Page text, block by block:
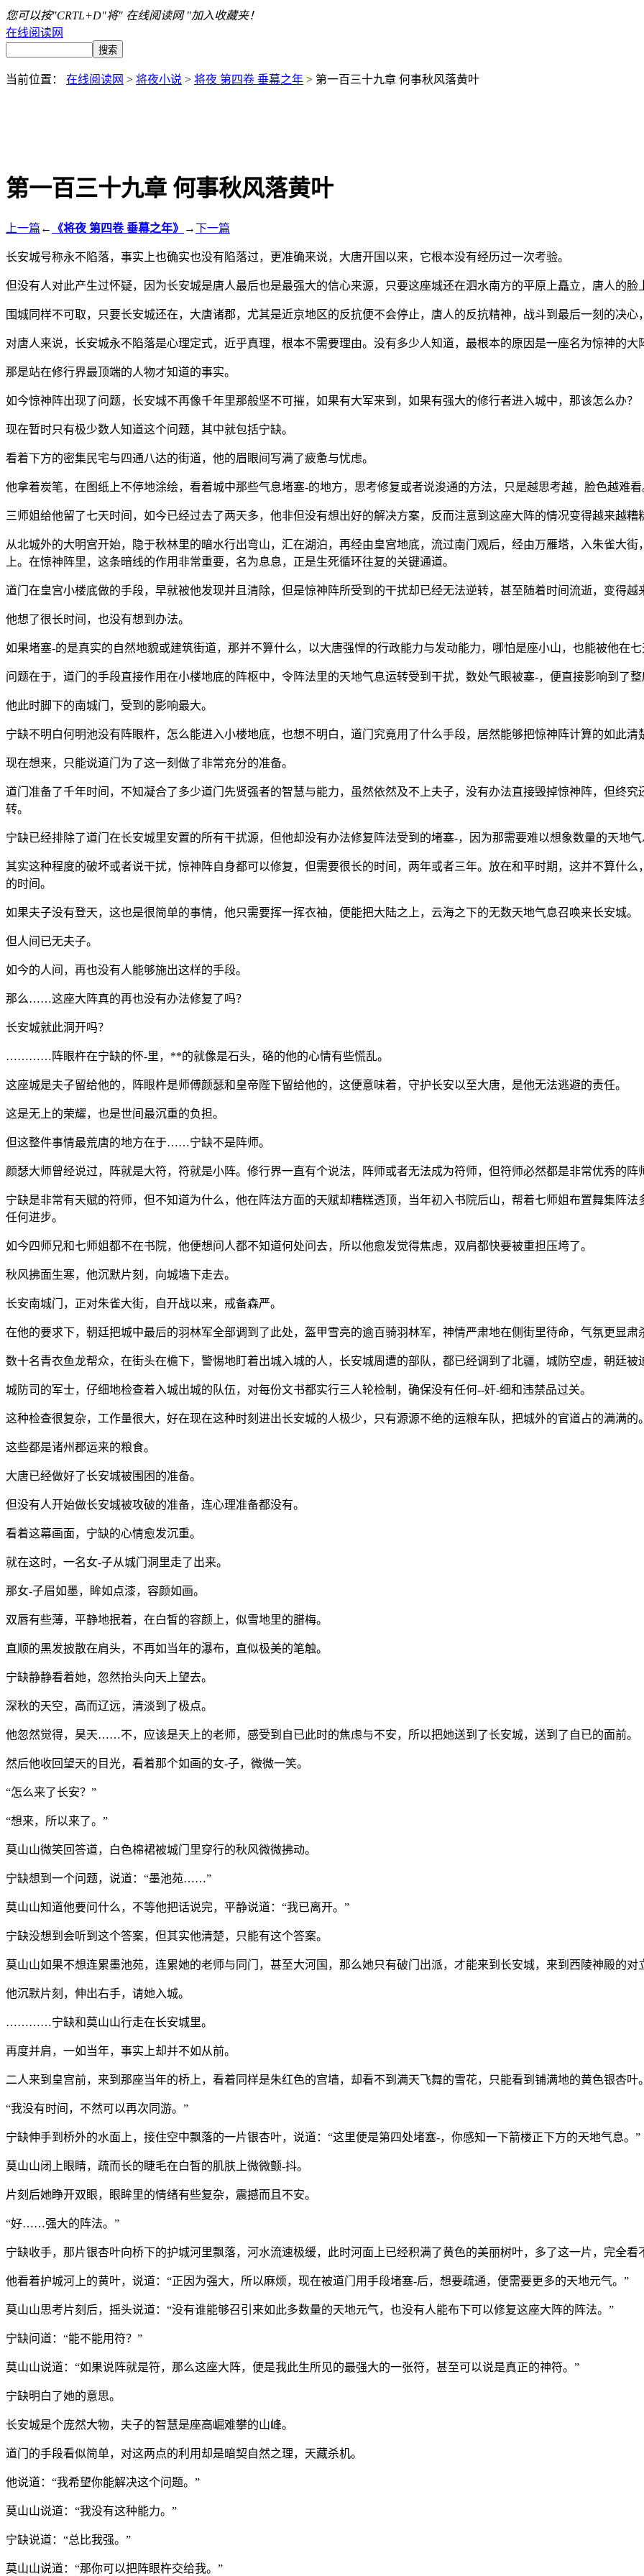
您可以按"CRTL+D"将" 在线阅读网 "加入收藏夹！
在线阅读网
当前位置： 在线阅读网 > 将夜小说 > 将夜 第四卷 垂幕之年 > 第一百三十九章 何事秋风落黄叶
第一百三十九章 何事秋风落黄叶
上一篇 ← 《将夜 第四卷 垂幕之年》 →下一篇
长安城号称永不陷落，事实上也确实也没有陷落过，更准确来说，大唐开国以来，它根本没有经历过一次考验。
但没有人对此产生过怀疑，因为长安城是唐人最后也是最强大的信心来源，只要这座城还在泗水南方的平原上矗立，唐人的脸
围城同样不可取，只要长安城还在，大唐诸郡，尤其是近京地区的反抗便不会停止，唐人的反抗精神，战斗到最后一刻的决心
对唐人来说，长安城永不陷落是心理定式，近乎真理，根本不需要理由。没有多少人知道，最根本的原因是一座名为惊神的大
那是站在修行界最顶端的人物才知道的事实。
如今惊神阵出现了问题，长安城不再像千年里那般坚不可摧，如果有大军来到，如果有强大的修行者进入城中，那该怎么办？
现在暂时只有极少数人知道这个问题，其中就包括宁缺。
看着下方的密集民宅与四通八达的街道，他的眉眼间写满了疲惫与忧虑。
他拿着炭笔，在图纸上不停地涂绘，看着城中那些气息堵塞-的地方，思考修复或者说浚通的方法，只是越思考越，脸色越难看
三师姐给他留了七天时间，如今已经过去了两天多，他非但没有想出好的解决方案，反而注意到这座大阵的情况变得越来越糟
从北城外的大明宫开始，隐于秋林里的暗水行出弯山，汇在湖泊，再经由皇宫地底，流过南门观后，经由万雁塔，入朱雀大
上。在惊神阵里，这条暗线的作用非常重要，名为息息，正是生死循环往复的关键通道。
道门在皇宫小楼底做的手段，早就被他发现并且清除，但是惊神阵所受到的干扰却已经无法逆转，甚至随着时间流逝，变得越
他想了很长时间，也没有想到办法。
如果堵塞-的是真实的自然地貌或建筑街道，那并不算什么，以大唐强悍的行政能力与发动能力，哪怕是座小山，也能被他在七
问题在于，道门的手段直接作用在小楼地底的阵枢中，令阵法里的天地气息运转受到干扰，数处气眼被塞-，便直接影响到了整
他此时脚下的南城门，受到的影响最大。
宁缺不明白何明池没有阵眼杵，怎么能进入小楼地底，也想不明白，道门究竟用了什么手段，居然能够把惊神阵计算的如此清
现在想来，只能说道门为了这一刻做了非常充分的准备。
道门准备了千年时间，不知凝合了多少道门先贤强者的智慧与能力，虽然依然及不上夫子，没有办法直接毁掉惊神阵，但终
转。
宁缺已经排除了道门在长安城里安置的所有干扰源，但他却没有办法修复阵法受到的堵塞-，因为那需要难以想象数量的天地气
其实这种程度的破坏或者说干扰，惊神阵自身都可以修复，但需要很长的时间，两年或者三年。放在和平时期，这并不算什
的时间。
如果夫子没有登天，这也是很简单的事情，他只需要挥一挥衣袖，便能把大陆之上，云海之下的无数天地气息召唤来长安城。
但人间已无夫子。
如今的人间，再也没有人能够施出这样的手段。
那么……这座大阵真的再也没有办法修复了吗？
长安城就此洞开吗？
…………阵眼杵在宁缺的怀-里，**的就像是石头，硌的他的心情有些慌乱。
这座城是夫子留给他的，阵眼杵是师傅颜瑟和皇帝陛下留给他的，这便意味着，守护长安以至大唐，是他无法逃避的责任。
这是无上的荣耀，也是世间最沉重的负担。
但这整件事情最荒唐的地方在于……宁缺不是阵师。
颜瑟大师曾经说过，阵就是大符，符就是小阵。修行界一直有个说法，阵师或者无法成为符师，但符师必然都是非常优秀的阵
宁缺是非常有天赋的符师，但不知道为什么，他在阵法方面的天赋却糟糕透顶，当年初入书院后山，帮着七师姐布置舞集阵
任何进步。
如今四师兄和七师姐都不在书院，他便想问人都不知道何处问去，所以他愈发觉得焦虑，双肩都快要被重担压垮了。
秋风拂面生寒，他沉默片刻，向城墙下走去。
长安南城门，正对朱雀大街，自开战以来，戒备森严。
在他的要求下，朝廷把城中最后的羽林军全部调到了此处，盔甲雪亮的逾百骑羽林军，神情严肃地在侧街里待命，气氛更显肃
数十名青衣鱼龙帮众，在街头在檐下，警惕地盯着出城入城的人，长安城周遭的部队，都已经调到了北疆，城防空虚，朝廷被
城防司的军士，仔细地检查着入城出城的队伍，对每份文书都实行三人轮检制，确保没有任何--奸-细和违禁品过关。
这种检查很复杂，工作量很大，好在现在这种时刻进出长安城的人极少，只有源源不绝的运粮车队，把城外的官道占的满满的。
这些都是诸州郡运来的粮食。
大唐已经做好了长安城被围困的准备。
但没有人开始做长安城被攻破的准备，连心理准备都没有。
看着这幕画面，宁缺的心情愈发沉重。
就在这时，一名女-子从城门洞里走了出来。
那女-子眉如墨，眸如点漆，容颜如画。
双唇有些薄，平静地抿着，在白皙的容颜上，似雪地里的腊梅。
直顺的黑发披散在肩头，不再如当年的瀑布，直似极美的笔触。
宁缺静静看着她，忽然抬头向天上望去。
深秋的天空，高而辽远，清淡到了极点。
他忽然觉得，昊天……不，应该是天上的老师，感受到自已此时的焦虑与不安，所以把她送到了长安城，送到了自已的面前。
然后他收回望天的目光，看着那个如画的女-子，微微一笑。
“怎么来了长安？”
“想来，所以来了。”
莫山山微笑回答道，白色棉裙被城门里穿行的秋风微微拂动。
宁缺想到一个问题，说道：“墨池苑……”
莫山山知道他要问什么，不等他把话说完，平静说道：“我已离开。”
宁缺没想到会听到这个答案，但其实他清楚，只能有这个答案。
莫山山如果不想连累墨池苑，连累她的老师与同门，甚至大河国，那么她只有破门出派，才能来到长安城，来到西陵神殿的对
他沉默片刻，伸出右手，请她入城。
…………宁缺和莫山山行走在长安城里。
再度并肩，一如当年，事实上却并不如从前。
二人来到皇宫前，来到那座当年的桥上，看着同样是朱红色的宫墙，却看不到满天飞舞的雪花，只能看到铺满地的黄色银杏叶。
“我没有时间，不然可以再次同游。”
宁缺伸手到桥外的水面上，接住空中飘落的一片银杏叶，说道：“这里便是第四处堵塞-，你感知一下箭楼正下方的天地气息。”
莫山山闭上眼睛，疏而长的睫毛在白皙的肌肤上微微颤-抖。
片刻后她睁开双眼，眼眸里的情绪有些复杂，震撼而且不安。
“好……强大的阵法。”
宁缺收手，那片银杏叶向桥下的护城河里飘落，河水流速极缓，此时河面上已经积满了黄色的美丽树叶，多了这一片，完全看
他看着护城河上的黄叶，说道：“正因为强大，所以麻烦，现在被道门用手段堵塞-后，想要疏通，便需要更多的天地元气。”
莫山山思考片刻后，摇头说道：“没有谁能够召引来如此多数量的天地元气，也没有人能布下可以修复这座大阵的阵法。”
宁缺问道：“能不能用符？”
莫山山说道：“如果说阵就是符，那么这座大阵，便是我此生所见的最强大的一张符，甚至可以说是真正的神符。”
宁缺明白了她的意思。
长安城是个庞然大物，夫子的智慧是座高崛难攀的山峰。
道门的手段看似简单，对这两点的利用却是暗契自然之理，天藏杀机。
他说道：“我希望你能解决这个问题。”
莫山山说道：“我没有这种能力。”
宁缺说道：“总比我强。”
莫山山说道：“那你可以把阵眼杵交给我。”